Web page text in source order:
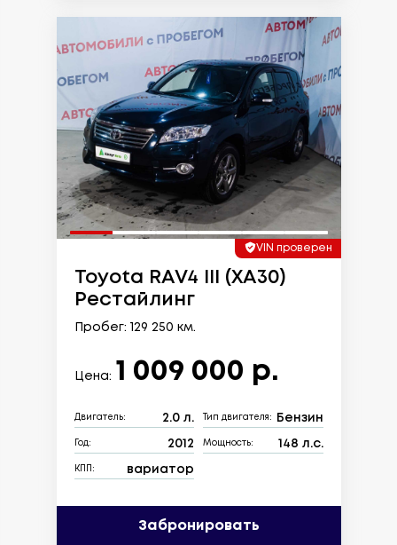
VIN проверен
Toyota RAV4 III (XA30)
Рестайлинг
Пробег: 129 250 км.
Цена: 1 009 000 р.
Двигатель: 2.0 л. Тип двигателя: Бензин
Год: 2012 Мощность: 148 л.с.
КПП: вариатор
Забронировать